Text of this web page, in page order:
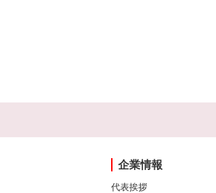
企業情報
代表挨拶